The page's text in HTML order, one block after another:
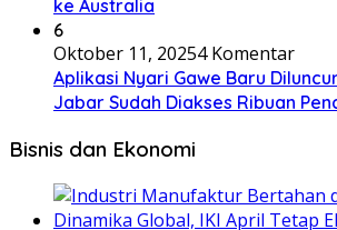
ke Australia
6
Oktober 11, 20254 Komentar
Aplikasi Nyari Gawe Baru
Jabar Sudah Diakses Ribuan
Bisnis dan Ekonomi